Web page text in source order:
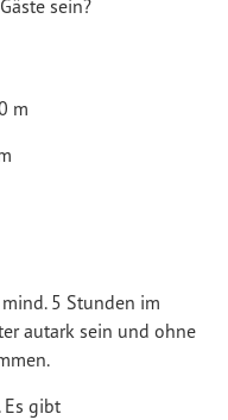
sein?
m
5 Stunden im
autark sein und ohne
Es gibt